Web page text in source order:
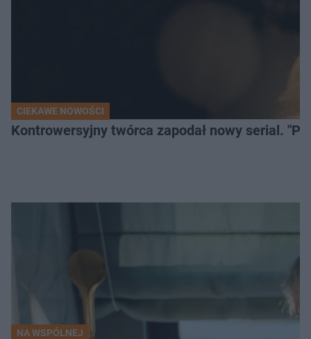
CIEKAWE NOWOŚCI
Kontrowersyjny twórca zapodał nowy serial.
NA WSPÓLNEJ